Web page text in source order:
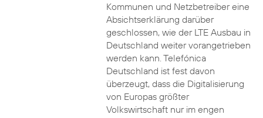
Kommunen und Netzbetreiber eine
Absichtserklärung darüber
geschlossen, wie der LTE Ausbau in
Deutschland weiter vorangetrieben
werden kann. Telefónica
Deutschland ist fest davon
überzeugt, dass die Digitalisierung
von Europas größter
Volkswirtschaft nur im engen